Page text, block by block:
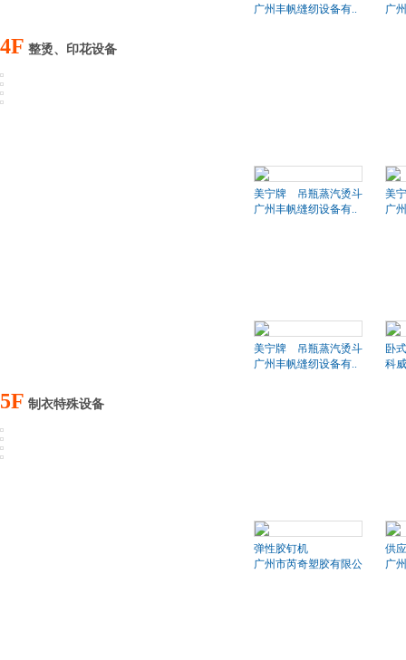
广州丰帆缝纫设备有.. 广
4F 整烫、印花设备
美宁牌 吊瓶蒸汽烫斗
广州丰帆缝纫设备有..
美
广
美宁牌 吊瓶蒸汽烫斗
广州丰帆缝纫设备有..
卧
科
5F 制衣特殊设备
弹性胶钉机
广州市芮奇塑胶有限公司
供
广